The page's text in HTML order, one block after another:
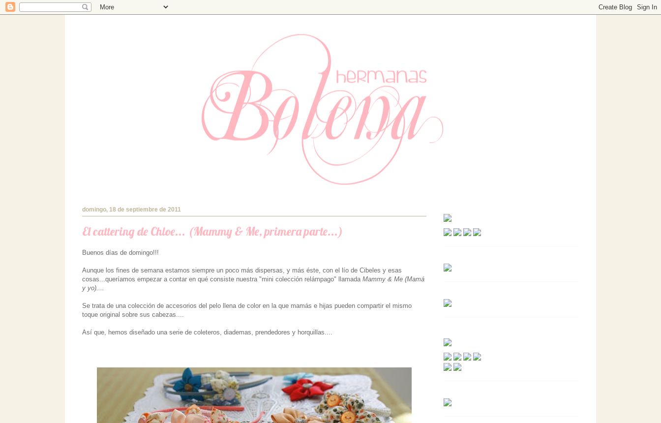
Estudio de diseño con TIENDA ONLINE propia. Especializados en bodas y eventos, también tenemos un apartado dedicado a decoración. Visítanos, ¡te
domingo, 18 de septiembre de 2011
El cattering de Chloe... (Mammy & Me, primera parte...)
Buenos días de domingo!!!
Aunque los fines de semana estamos siempre un poco más dispersas, y más éste, con el lío de Cibeles y esas
cosas...queríamos empezar a contar en qué consiste nuestra "mini colección relámpago" llamada Mammy & Me (Mamá
y yo)....
Se trata de una colección de accesorios del pelo llena de color en la que mamás e hijas pueden compartir el mismo
toque original sobre sus cabezas....
Así que, hemos diseñado una serie de coleteros, diademas, prendedores y horquillas....